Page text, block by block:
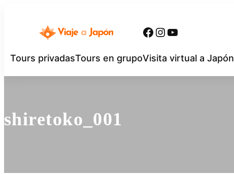
ス
Facebook
Instagram
YouTube
Tours privadasTours en grupoVisita virtual a Japón
shiretoko_001